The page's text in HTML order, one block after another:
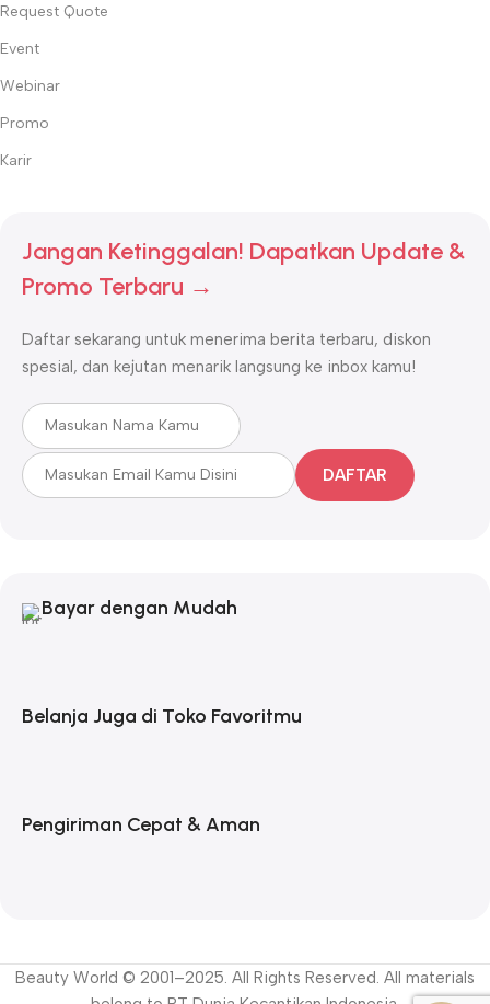
Request Quote
Event
Webinar
Promo
Karir
Jangan Ketinggalan! Dapatkan Update &
Promo Terbaru →
Daftar sekarang untuk menerima berita terbaru, diskon
spesial, dan kejutan menarik langsung ke inbox kamu!
DAFTAR
Bayar dengan Mudah
Belanja Juga di Toko Favoritmu
Pengiriman Cepat & Aman
Beauty World © 2001–2025. All Rights Reserved. All materials